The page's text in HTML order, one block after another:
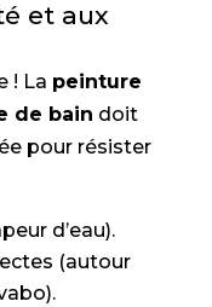
et aux
! La peinture
de bain doit
pour résister
d’eau).
(autour